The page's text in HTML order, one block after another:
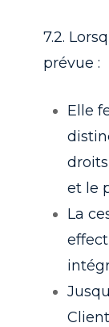
7.2.
prévue :
Elle
et le
La